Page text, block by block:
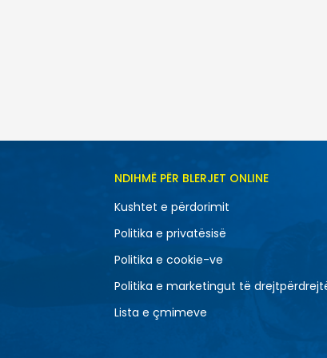
41.5
SHTONI NË
NDIHMË PËR BLERJET ONLINE
Kushtet e përdorimit
Politika e privatësisë
Politika e cookie-ve
Politika e marketingut të
Lista e çmimeve